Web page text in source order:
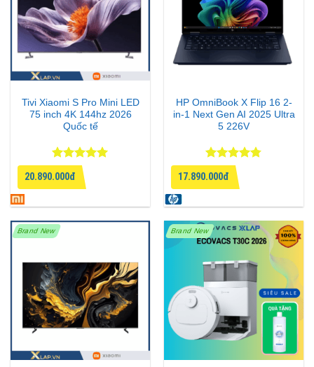
Tivi Xiaomi S Pro Mini LED
75 inch 4K 144hz 2026
Quốc tế
Được xếp
hạng
55
sao
20.890.000đ
HP OmniBook X Flip 16 2-
in-1 Next Gen AI 2025 Ultra
5 226V
Được xếp
hạng
4.75
5 sao
17.890.000đ
Brand New Brand New